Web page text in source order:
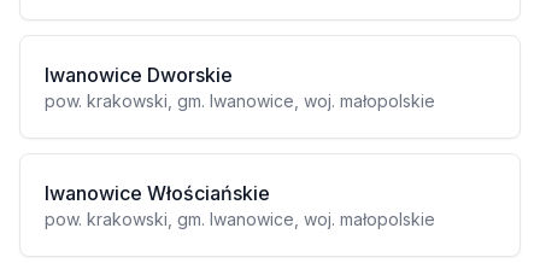
Iwanowice Dworskie
pow. krakowski, gm. Iwanowice, woj. małopolskie
Iwanowice Włościańskie
pow. krakowski, gm. Iwanowice, woj. małopolskie